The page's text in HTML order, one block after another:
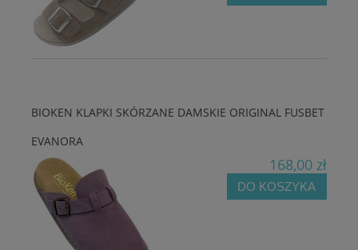
BIOKEN KLAPKI SKÓRZANE DAMSKIE ORIGINAL FUSBET
EVANORA
168,00 zł
DO KOSZYKA